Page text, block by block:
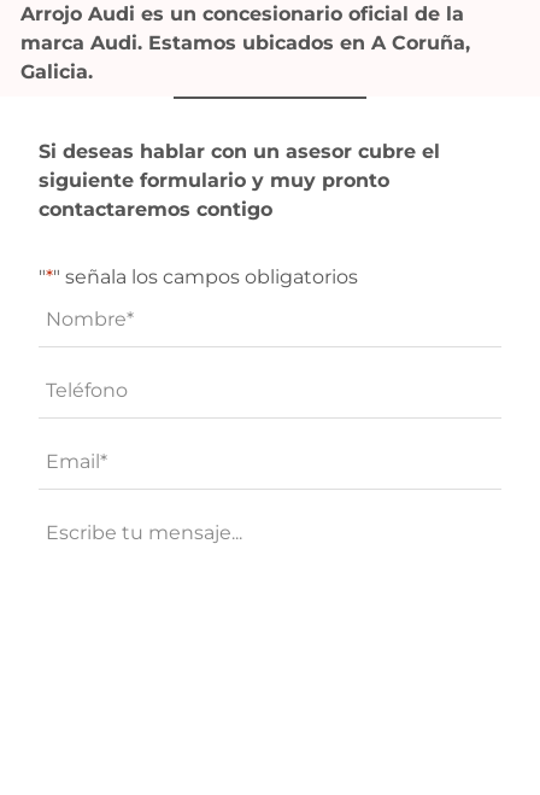
Arrojo Audi es un concesionario oficial de la
marca Audi. Estamos ubicados en A Coruña,
Galicia.
Si deseas hablar con un asesor cubre el
siguiente formulario y muy pronto
contactaremos contigo
"*" señala los campos obligatorios